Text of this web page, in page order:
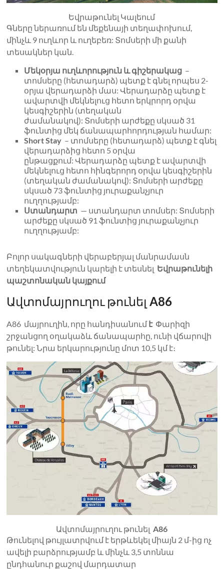
Եվրաթունել Կալեում
Գները ներառում են մեքենայի տեղափոխում,
մինչև 9 ուղևոր և ուղեբեռ: Տոմսերի մի քանի
տեսակներ կան.
Մեկօրյա ուղևորություն և գիշերակաց –
տոմսերը (հետադարձ) պետք է գնել որպես 2-
օրյա վերադարձի մաս: Վերադարձը պետք է
ավարտվի մեկնելուց հետո երկրորդ օրվա
կեսգիշերին (տեղական
ժամանակով): Տոմսերի արժեքը սկսած 31
ֆունտից մեկ ճանապարհորդության համար:
Short Stay – տոմսերը (հետադարձ) պետք է գնել
վերադարձից հետո 5 օրվա
ընթացքում: Վերադարձը պետք է ավարտվի
մեկնելուց հետո հինգերորդ օրվա կեսգիշերին
(տեղական ժամանակով): Տոմսերի արժեքը
սկսած 73 ֆունտից յուրաքանչյուր
ուղղությամբ:
Ստանդարտ — ստանդարտ տոմսեր: Տոմսերի
արժեքը սկսած 91 ֆունտից յուրաքանչյուր
ուղղությամբ:
Բոլոր սակագների վերաբերյալ մանրամասն
տեղեկատվություն կարելի է տեսնել Եվրաթունելի
պաշտոնական կայքում
Ավտոմայրուղու թունելA86
A86 մայրուղին, որը հանդիսանումէՓարիզի
շրջանցող օղակաձև ճանապարհը, ունի վճարովի
թունել: Նրա երկարությունը մոտ 10,5 կմ է։
Ավտոմայրուղու թունել A86
Թունելով թույլատրվում է երթևեկել միայն 2 մ-ից ոչ
ավելի բարձրությամբ և մինչև 3,5 տոննա
ընդհանուր քաշով մարդատար